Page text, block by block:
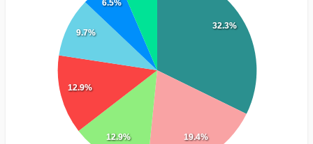
32.3%
19.4%
12.9%
12.9%
9.7%
6.5%